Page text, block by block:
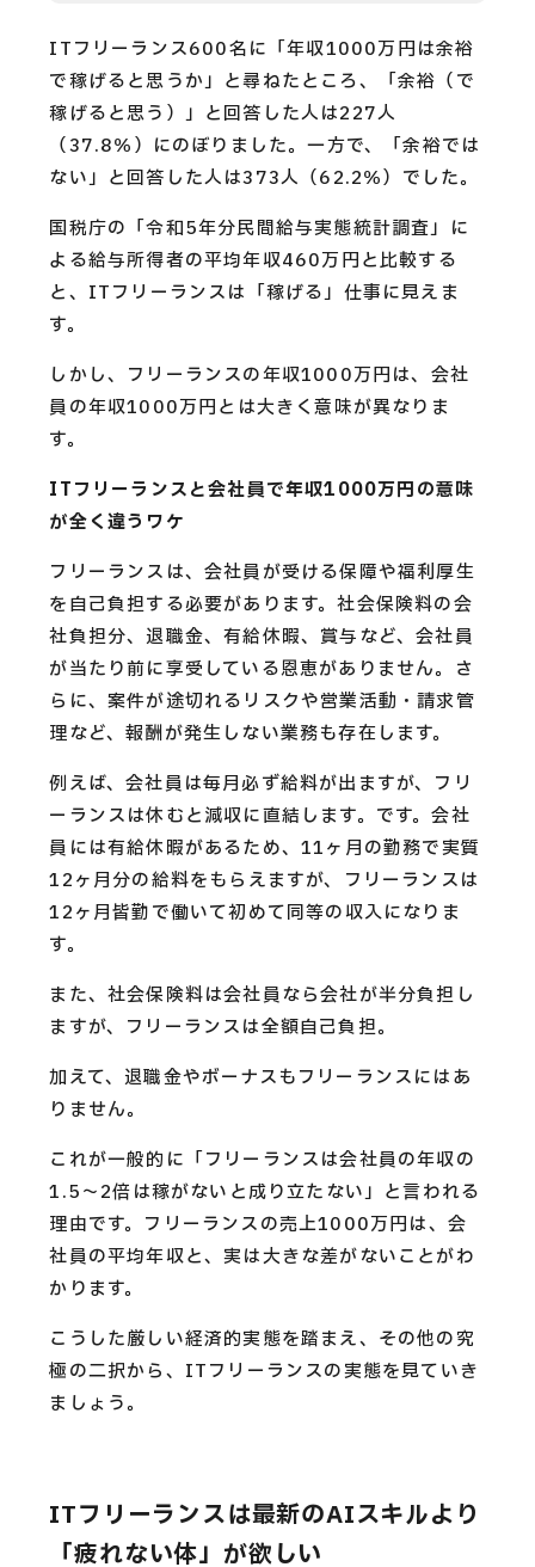
ITフリーランス600名に「年収1000万円は余裕
で稼げると思うか」と尋ねたところ、「余裕（で
稼げると思う）」と回答した人は227人
（37.8％）にのぼりました。一方で、「余裕では
ない」と回答した人は373人（62.2％）でした。
国税庁の「令和5年分民間給与実態統計調査」に
よる給与所得者の平均年収460万円と比較する
と、ITフリーランスは「稼げる」仕事に見えま
す。
しかし、フリーランスの年収1000万円は、会社
員の年収1000万円とは大きく意味が異なりま
す。
ITフリーランスと会社員で年収1000万円の意味
が全く違うワケ
フリーランスは、会社員が受ける保障や福利厚生
を自己負担する必要があります。社会保険料の会
社負担分、退職金、有給休暇、賞与など、会社員
が当たり前に享受している恩恵がありません。さ
らに、案件が途切れるリスクや営業活動・請求管
理など、報酬が発生しない業務も存在します。
例えば、会社員は毎月必ず給料が出ますが、フリ
ーランスは休むと減収に直結します。です。会社
員には有給休暇があるため、11ヶ月の勤務で実質
12ヶ月分の給料をもらえますが、フリーランスは
12ヶ月皆勤で働いて初めて同等の収入になりま
す。
また、社会保険料は会社員なら会社が半分負担し
ますが、フリーランスは全額自己負担。
加えて、退職金やボーナスもフリーランスにはあ
りません。
これが一般的に「フリーランスは会社員の年収の
1.5〜2倍は稼がないと成り立たない」と言われる
理由です。フリーランスの売上1000万円は、会
社員の平均年収と、実は大きな差がないことがわ
かります。
こうした厳しい経済的実態を踏まえ、その他の究
極の二択から、ITフリーランスの実態を見ていき
ましょう。
ITフリーランスは最新のAIスキルより
「疲れない体」が欲しい